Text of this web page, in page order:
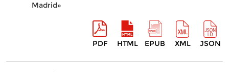
Madrid»
PDF HTML EPUB XML JSON